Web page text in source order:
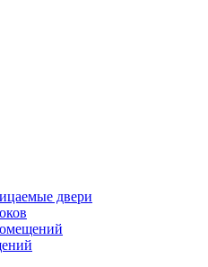
двери